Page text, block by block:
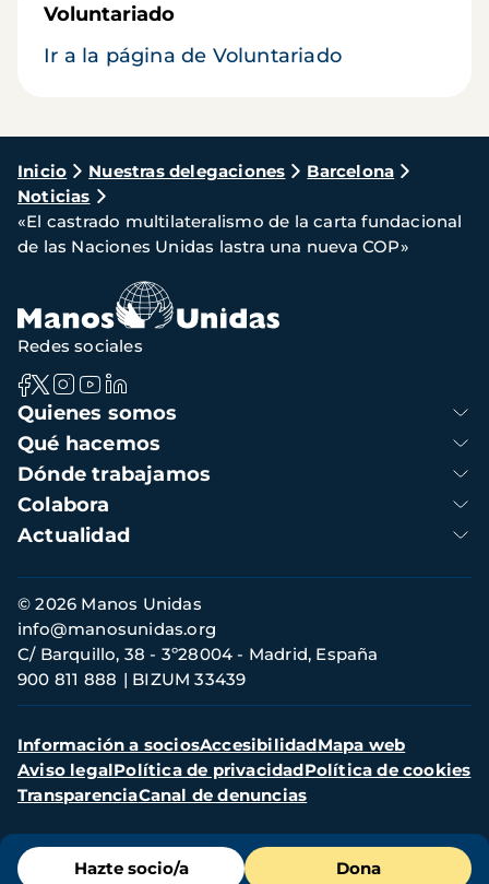
Voluntariado
Ir a la página de Voluntariado
Ruta
de
navegación
Inicio Nuestras delegaciones
Barcelona
Noticias
«El castrado multilateralismo de la carta fundacional
de las Naciones Unidas lastra una nueva COP»
Menú
de
Hazte socio/a Dona
Navegación
principal
Quienes somos
Qué hacemos
Dónde trabajamos
Colabora
Actualidad
Redes sociales
Información
de
contacto
© 2026 Manos Unidas
C/ Barquillo, 38 - 3º28004 - Madrid, España
900 811 888
BIZUM 33439
info@manosunidas.org
Menú
secundario
Información a sociosAccesibilidadMapa web
Aviso legalPolítica de privacidadPolítica de cookies
TransparenciaCanal de denuncias